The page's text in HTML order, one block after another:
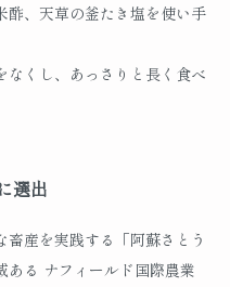
酢、天草の釜たき塩を使い手
なくし、あっさりと長く食べ
選出
産を実践する「阿蘇さとう
ある ナフィールド国際農業